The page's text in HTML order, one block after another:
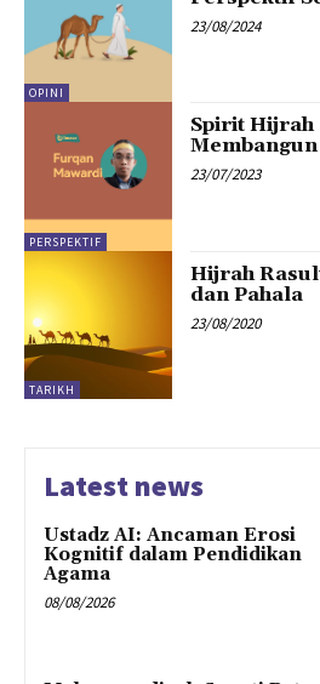
OPINI
23/08/2024
PERSPEKTIF
Spirit Hijrah
23/07/2023
TARIKH
Hijrah
dan Pahala
23/08/2020
Latest news
Ustadz AI: Ancaman Erosi
Kognitif dalam Pendidikan
Agama
08/08/2026